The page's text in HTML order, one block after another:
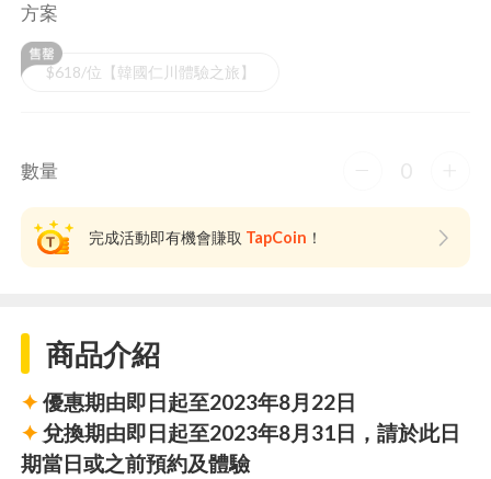
方案
$618/位【韓國仁川體驗之旅】
數量 0
完成活動即有機會賺取 TapCoin ！
商品介紹
✦ 優惠期由即日起至2023年8月22日
✦ 兌換期由即日起至2023年8月31日，請於此日
期當日或之前預約及體驗